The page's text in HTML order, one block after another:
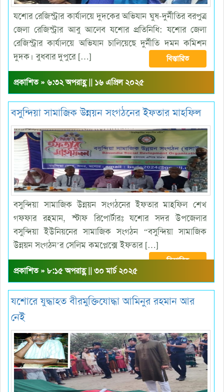
যশোর রেজিস্ট্রার কার্যালয়ে দুদকের অভিযান ঘুষ-দুর্নীতির বরপুত্র
জেলা রেজিস্ট্রার আবু আলেব যশোর প্রতিনিধি: যশোর জেলা
রেজিস্ট্রার কার্যালয়ে অভিযান চালিয়েছে দুর্নীতি দমন কমিশন
দুদক। বুধবার দুপুরে […]
বিস্তারিত
প্রকাশিত » ৬:৩২ অপরাহ্ণ || ১৬ এপ্রিল ২০২৫
বসুন্দিয়া সামাজিক উন্নয়ন সংগঠনের ইফতার মাহফিল
বসুন্দিয়া সামাজিক উন্নয়ন সংগঠনের ইফতার মাহফিল শেখ
গফফার রহমান, স্টাফ রিপোর্টারঃ যশোর সদর উপজেলার
বসুন্দিয়া ইউনিয়নের সামাজিক সংগঠন “বসুন্দিয়া সামাজিক
উন্নয়ন সংগঠন’র সেলিম কমপ্লেক্সে ইফতার […]
বিস্তারিত
প্রকাশিত » ৮:১৫ অপরাহ্ণ || ৩০ মার্চ ২০২৫
যশোরে যুদ্ধাহত বীরমুক্তিযোদ্ধা আমিনুর রহমান আর
নেই